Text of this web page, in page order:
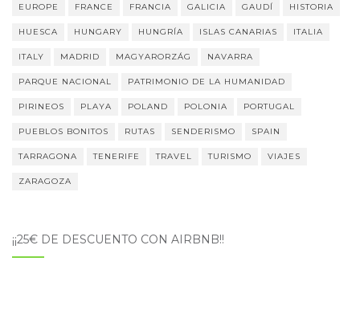
EUROPE FRANCE FRANCIA GALICIA GAUDÍ HISTORIA
HUESCA HUNGARY HUNGRÍA ISLAS CANARIAS ITALIA
ITALY MADRID MAGYARORZÁG NAVARRA
PARQUE NACIONAL PATRIMONIO DE LA HUMANIDAD
PIRINEOS PLAYA POLAND POLONIA PORTUGAL
PUEBLOS BONITOS RUTAS SENDERISMO SPAIN
TARRAGONA TENERIFE TRAVEL TURISMO VIAJES
ZARAGOZA
¡¡25€ DE DESCUENTO CON AIRBNB!!